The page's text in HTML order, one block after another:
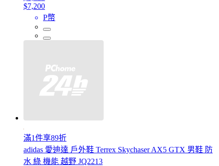
$7,200
P幣
滿1件享89折
adidas 愛迪達 戶外鞋 Terrex Skychaser AX5 GTX 男鞋 防
水 綠 機能 越野 JQ2213